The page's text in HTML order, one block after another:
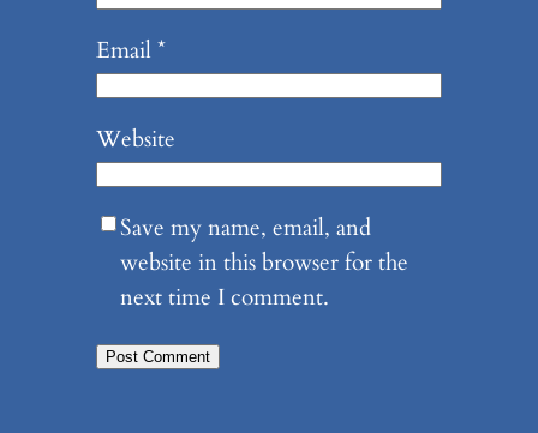
Email*
Website
Save my name, email, and
website in this browser for the
next time I comment.